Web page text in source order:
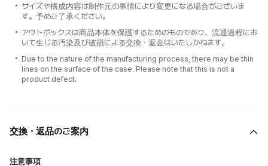
サイズや構成内容は制作元の事情により変更になる場合がございま
す。予めご了承ください。
アウトボックスは商品本体を保護するためのものであり、流通過程にお
いて生じる汚染及び破損による交換・返金はいたしかねます。
Due to the nature of the manufacturing process, there may be thin
lines on the surface of the case. Please note that this is not a
product defect.
交換・返品のご案内
注意事項